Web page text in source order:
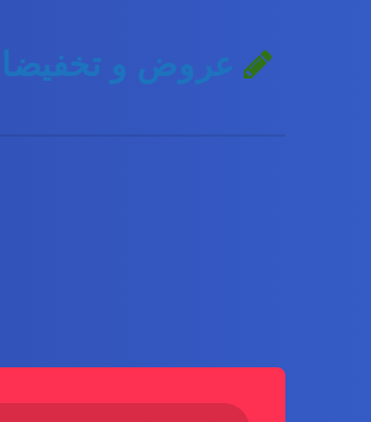
عروض و